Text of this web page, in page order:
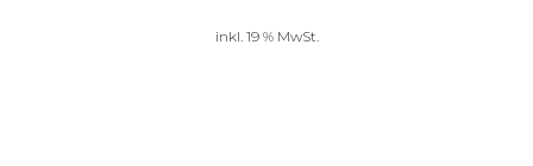
inkl. 19 % MwSt.